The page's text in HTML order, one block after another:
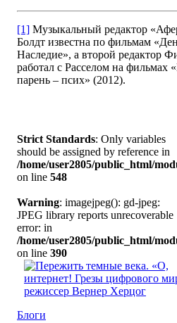
[1] Музыкальный редактор
Болдт известна по фильмам
Наследие», а второй редактор
работал с Расселом на фильмах
парень – псих» (2012).
Strict Standards: Only variables
should be assigned by reference in
/home/user2805/public_html/
on line 548
Warning: imagejpeg(): gd-jpeg:
JPEG library reports unrecoverable
error: in
/home/user2805/public_html/
on line 390
Блоги